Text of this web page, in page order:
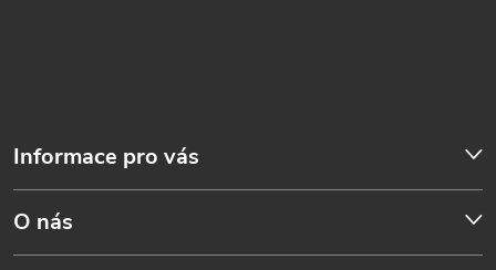
Informace pro vás
O nás